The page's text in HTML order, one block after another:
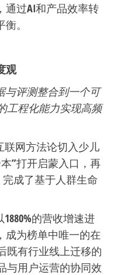
通过AI和产品效率转
。
观
与评测整合到一个可
工程化能力实现高频
联网方法论切入少儿
”打开启蒙入口，再
完成了基于人群生命
的营收增速进
成为榜单中唯一的在
既有行业线上迁移的
与用户运营的协同效